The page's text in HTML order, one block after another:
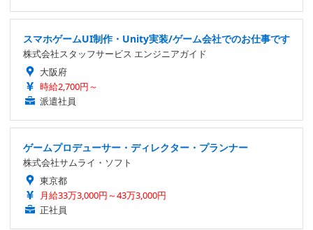
スマホゲームUI制作・Unity実装/ゲーム会社でのお仕事です
株式会社スタッフサービス エンジニアガイド
大阪府
時給2,700円～
派遣社員
ゲームプロデューサー・ディレクター・プランナー
株式会社サムライ・ソフト
東京都
月給33万3,000円～43万3,000円
正社員